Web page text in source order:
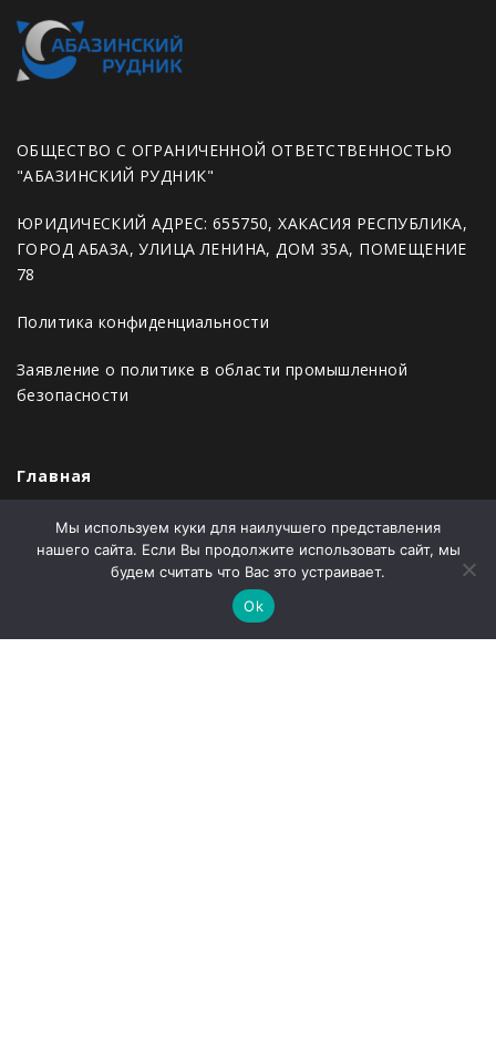
ОБЩЕСТВО С ОГРАНИЧЕННОЙ ОТВЕТСТВЕННОСТЬЮ
"АБАЗИНСКИЙ РУДНИК"
ЮРИДИЧЕСКИЙ АДРЕС: 655750, ХАКАСИЯ РЕСПУБЛИКА,
ГОРОД АБАЗА, УЛИЦА ЛЕНИНА, ДОМ 35А, ПОМЕЩЕНИЕ
78
Политика конфиденциальности
Заявление о политике в области промышленной
безопасности
Главная
Новости
Продукция
Продажи
Мы используем куки для наилучшего представления
нашего сайта. Если Вы продолжите использовать сайт, мы
будем считать что Вас это устраивает.
Ok